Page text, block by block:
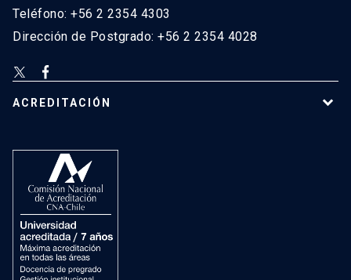
Teléfono: +56 2 2354 4303
Dirección de Postgrado: +56 2 2354 4028
ACREDITACIÓN